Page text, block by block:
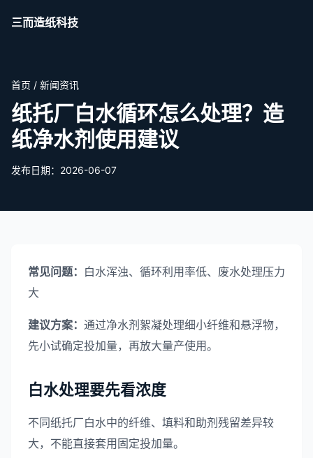
三而造纸科技
首页 / 新闻资讯
纸托厂白水循环怎么处理？造
纸净水剂使用建议
发布日期：2026-06-07
常见问题： 白水浑浊、循环利用率低、废水处理压力
大
建议方案： 通过净水剂絮凝处理细小纤维和悬浮物，
先小试确定投加量，再放大量产使用。
白水处理要先看浓度
不同纸托厂白水中的纤维、填料和助剂残留差异较
大，不能直接套用固定投加量。